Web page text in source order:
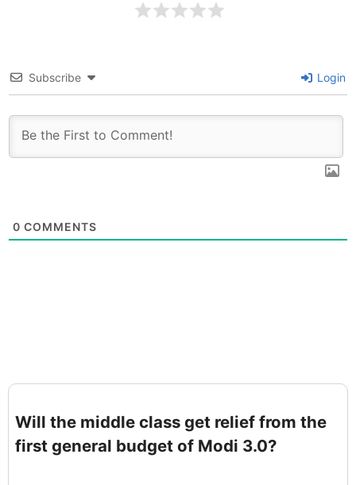
Subscribe Login
0 COMMENTS
Will the middle class get relief from the
first general budget of Modi 3.0?